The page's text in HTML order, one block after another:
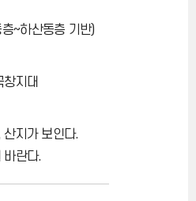
~하산동층 기반)
지대
지가 보인다.
바란다.